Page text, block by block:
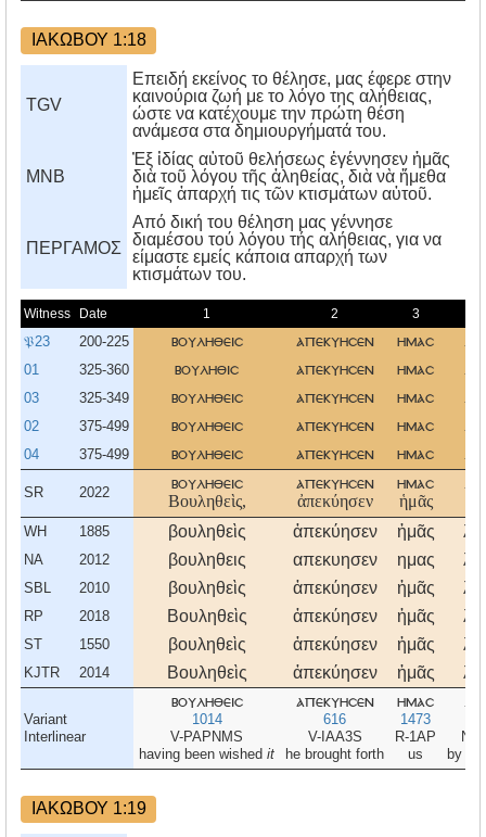
ΙΑΚΩΒΟΥ 1:18
TGV
Επειδή εκείνος το θέλησε, μας έφερε στην
καινούρια ζωή με το λόγο της αλήθειας,
ώστε να κατέχουμε την πρώτη θέση
ανάμεσα στα δημιουργήματά του.
MNB
Ἐξ ἰδίας αὑτοῦ θελήσεως ἐγέννησεν ἡμᾶς
διὰ τοῦ λόγου τῆς ἀληθείας, διὰ νὰ ἤμεθα
ἡμεῖς ἀπαρχή τις τῶν κτισμάτων αὐτοῦ.
ΠΕΡΓΑΜΟΣ
Aπό δική του θέληση μας γέννησε
διαμέσου τού λόγου τής αλήθειας, για να
είμαστε εμείς κάποια απαρχή των
κτισμάτων του.
Witness Date 1 2 3
𝔓23 200-225 βουληθεισ απεκυησεν ημασ
01 325-360 βουληθισ απεκυησεν ημασ
03 325-349 βουληθεισ απεκυησεν ημασ
02 375-499 βουληθεισ απεκυησεν ημασ
04 375-499 βουληθεισ απεκυησεν ημασ
SR 2022
βουληθεισ
Βουληθεὶς,
απεκυησεν
ἀπεκύησεν
ημασ
ἡμᾶς
WH 1885 βουληθεὶς ἀπεκύησεν ἡμᾶς
NA 2012 βουληθεις απεκυησεν ημας
SBL 2010 βουληθεὶς ἀπεκύησεν ἡμᾶς
RP 2018 Βουληθεὶς ἀπεκύησεν ἡμᾶς
ST 1550 βουληθεὶς ἀπεκύησεν ἡμᾶς
KJTR 2014 Βουληθεὶς ἀπεκύησεν ἡμᾶς
Variant
Interlinear
βουληθεισ
1014
V-PAPNMS
having been wished it
απεκυησεν
616
V-IAA3S
he brought forth
ημασ
1473
R-1AP
us
N-
by
ΙΑΚΩΒΟΥ 1:19